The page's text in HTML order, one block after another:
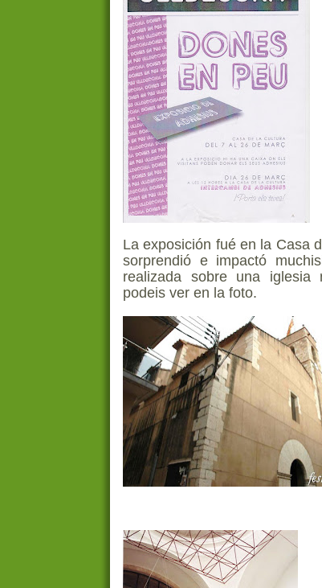
La exposición fué en la Casa
sorprendió e impactó
realizada sobre una iglesia
podeis ver en la foto.